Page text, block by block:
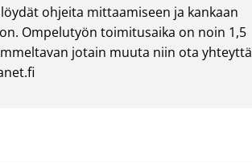
löydät ohjeita mittaamiseen ja kankaan
Ompelutyön toimitusaika on noin 1,5
jotain muuta niin ota yhteyttä